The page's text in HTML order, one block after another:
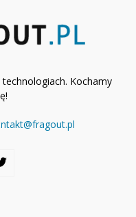
Kochamy